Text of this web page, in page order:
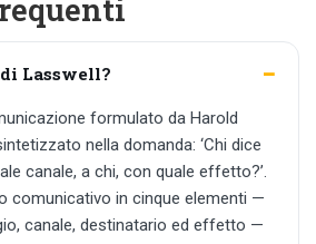
Lasswell?
formulato da Harold
nella domanda: ‘Chi dice
canale, a chi, con quale effetto?’.
comunicativo in cinque elementi —
canale, destinatario ed effetto —